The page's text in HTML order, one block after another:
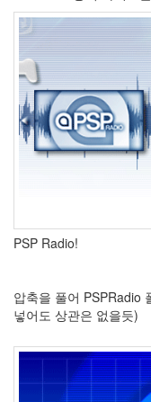
PSP Radio!
압축을 풀어 PSPRadio
넣어도 상관은 없을듯)
모
Notices
Categories
264
blog
재